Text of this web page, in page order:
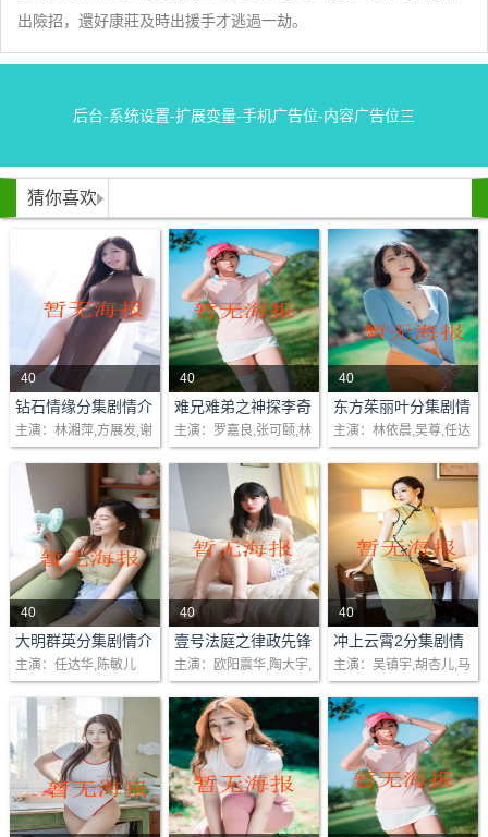
出險招，還好康莊及時出援手才逃過一劫。
后台-系统设置-扩展变量-手机广告位-内容广告位三
猜你喜欢
40
剧情：李善奇（林湘萍
饰演）是在台湾长大的
老大，只好带着母亲的
遗物来新加坡投靠素未
谋面的生父张铭..
钻石情缘分集剧情介
绍(1-20)大结局
主演：林湘萍,方展发,谢
宛谕,金银姬
40
剧情：干探李奇（罗嘉
良）为人正直无私，喜
要把传说中的「黑玫
瑰」捉拿归案。奇觉遭
投闲置散，失意非常..
难兄难弟之神探李奇
分集剧情介绍(1-25
集)大结局
主演：罗嘉良,张可颐,林
家栋,吴绮丽
40
剧情：林濑穗是个以入
学考技术测验第一名资
宝成学院的新生，她在
入学第一天新生致词
时，就大胆向知..
东方茱丽叶分集剧情
介绍(1-16)大结局
主演：林依晨,吴尊,任达
华,唐治平
40
剧情：为民，为僧，为
君，风云叱咤多幻变；
代帝王朱元璋！古装武
侠剧集《大明英烈传》
描述明太祖朱元璋一生
充..
大明群英分集剧情介
绍(1-48)大结局
主演：任达华,陈敏儿
40
剧情：余在春（欧阳震
华饰）婚姻失败后，先
（盖鸣晖饰），不久，
春因调查一好友客死异
乡的原因，又遇上欢场
女子..
壹号法庭之律政先锋
分集剧情介绍(1-48)
大结局
主演：欧阳震华,陶大宇,
宣萱,苏永康
40
剧情：唐亦琛（吴镇宇
饰）是首批华籍机师，
因蘇怡先天性心漏症恶
化，情况非常严重。亦
琛更辞去机师一职..
冲上云霄2分集剧情
介绍(1-43集)大结局
主演：吴镇宇,胡杏儿,马
国明,吴卓羲